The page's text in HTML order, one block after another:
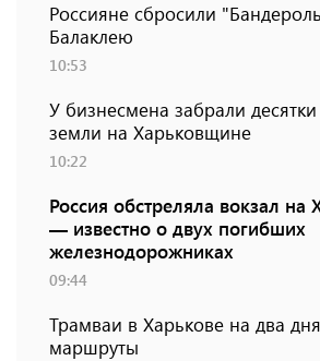
Россияне сбросили
Балаклею
10:53
У бизнесмена забрали десятки
земли на Харьковщине
10:22
Россия обстреляла вокзал
— известно о двух погибших
железнодорожниках
09:44
Трамваи в Харькове на два
маршруты